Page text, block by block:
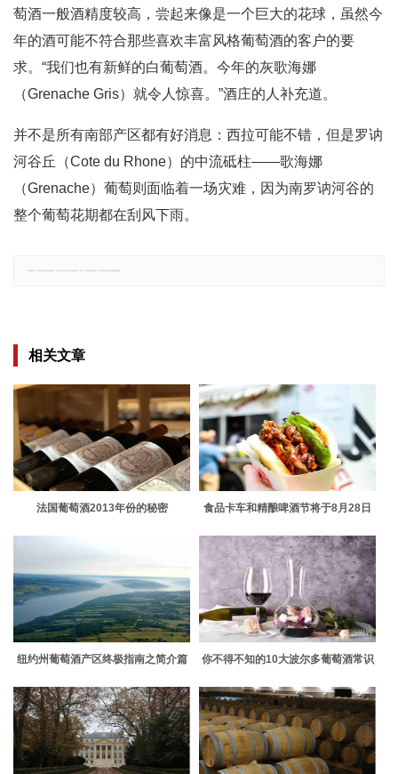
萄酒一般酒精度较高，尝起来像是一个巨大的花球，虽然今
年的酒可能不符合那些喜欢丰富风格葡萄酒的客户的要
求。“我们也有新鲜的白葡萄酒。今年的灰歌海娜
（Grenache Gris）就令人惊喜。”酒庄的人补充道。
并不是所有南部产区都有好消息：西拉可能不错，但是罗讷
河谷丘（Cote du Rhone）的中流砥柱——歌海娜
（Grenache）葡萄则面临着一场灾难，因为南罗讷河谷的
整个葡萄花期都在刮风下雨。
郑重声明：文章仅代表原作者观点，不代表本站立场；如有侵权、违规，可直接反馈本站，我们将会作修改或删除处理。
相关文章
法国葡萄酒2013年份的秘密
食品卡车和精酿啤酒节将于8月28日
纽约州葡萄酒产区终极指南之简介篇 你不得不知的10大波尔多葡萄酒常识